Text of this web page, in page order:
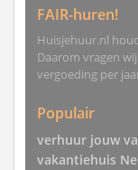
FAIR-huren!
Huisjehuur.nl
Daarom vragen
vergoeding per
Populair
verhuur jouw
vakantiehuis